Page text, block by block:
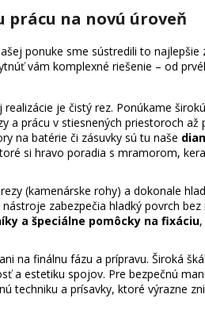
ý
prácu na novú úroveň
ponuke sme sústredili to
vám komplexné riešenie – od
realizácie je čistý rez. Ponúkame
a prácu v stiesnených priestoroch až
na batérie či zásuvky sú tu naše
si hravo poradia s mramorom,
(kamenárske rohy) a dokonale
zabezpečia hladký povrch bez
a špeciálne pomôcky na fixáciu
na finálnu fázu a prípravu. Široká
a estetiku spojov. Pre bezpečnú
techniku a prísavky, ktoré výrazne